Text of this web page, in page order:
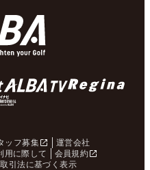
ッフ募集
運営会社
用に際して
会員規約
引法に基づく表示